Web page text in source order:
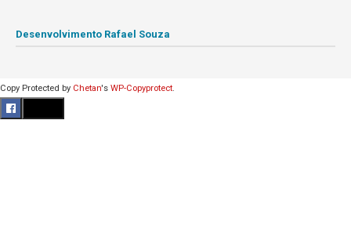
Desenvolvimento Rafael Souza
Copy Protected by Chetan's WP-Copyprotect.